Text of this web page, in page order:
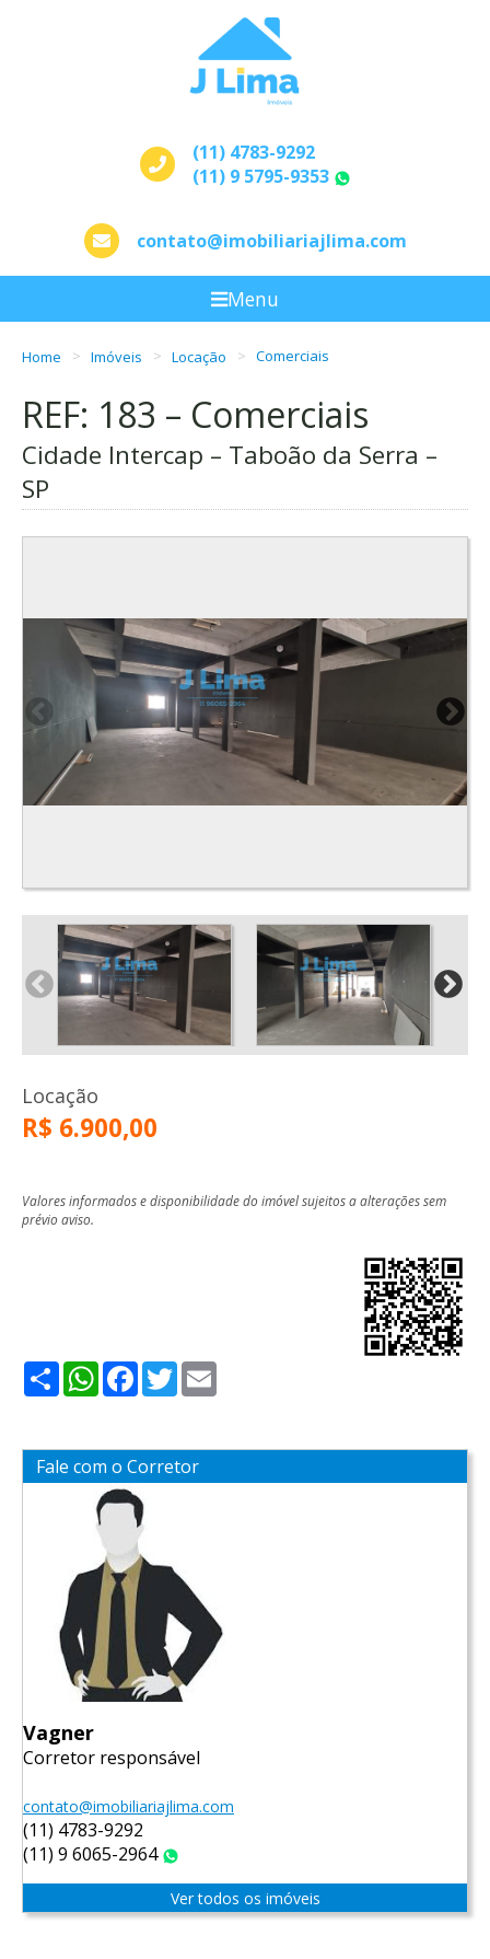
(11) 4783-9292
(11) 9 5795-9353
contato@imobiliariajlima.com
Menu
Home Imóveis Locação Comerciais
REF: 183 – Comerciais
Cidade Intercap – Taboão da Serra –
SP
Locação
R$ 6.900,00
Valores informados e disponibilidade do imóvel sujeitos a alterações sem
prévio aviso.
ShareWhatsApp
Facebook
Twitter
Fale com o Corretor
Vagner
Corretor responsável
contato@imobiliariajlima.com
(11) 4783-9292
(11) 9 6065-2964
Ver todos os imóveis